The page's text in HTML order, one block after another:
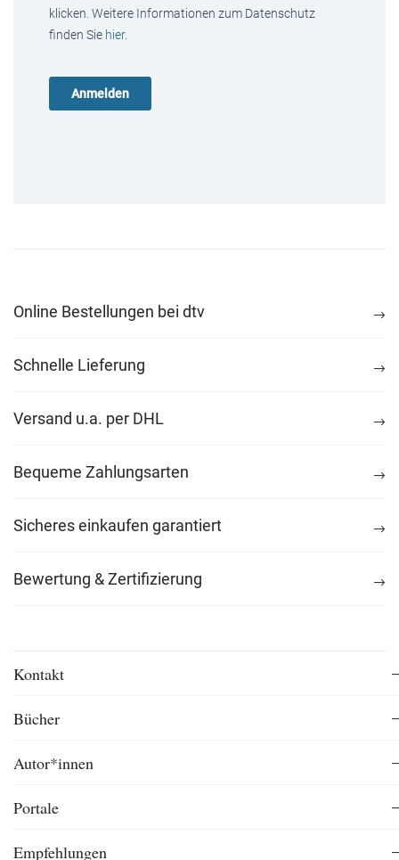
klicken. Weitere Informationen zum Datenschutz
finden Sie hier.
Online Bestellungen bei dtv
Schnelle Lieferung
Versand u.a. per DHL
Bequeme Zahlungsarten
Sicheres einkaufen garantiert
Bewertung & Zertifizierung
Kontakt
Bücher
Autor*innen
Portale
Empfehlungen